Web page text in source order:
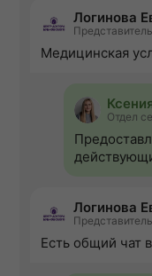
Логинова
Медицинская
Отдел
Логинова
Есть общий чат